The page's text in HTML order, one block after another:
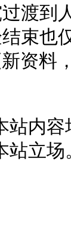
渡到
束也
资料
站内
站立